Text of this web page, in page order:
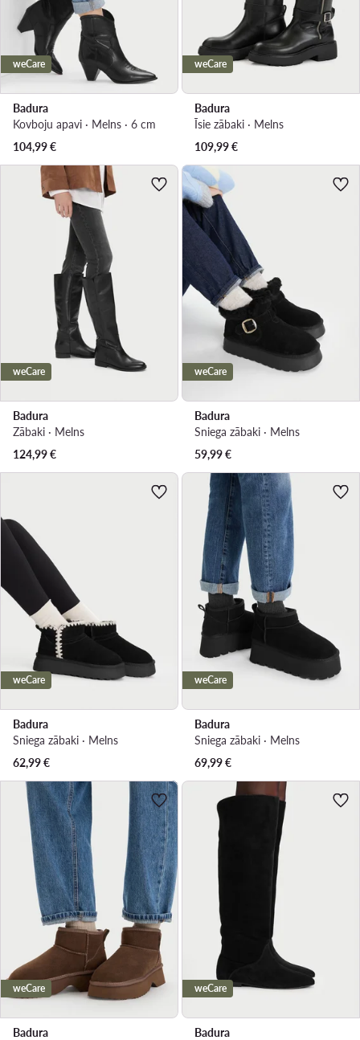
weCare
Badura
Kovboju apavi · Melns · 6 cm
104,99€
weCare
Badura
Īsie zābaki · Melns
109,99€
weCare
Badura
Zābaki · Melns
124,99€
weCare
Badura
Sniega zābaki · Melns
59,99€
weCare
Badura
Sniega zābaki · Melns
62,99€
weCare
Badura
Sniega zābaki · Melns
69,99€
weCare
Badura
weCare
Badura